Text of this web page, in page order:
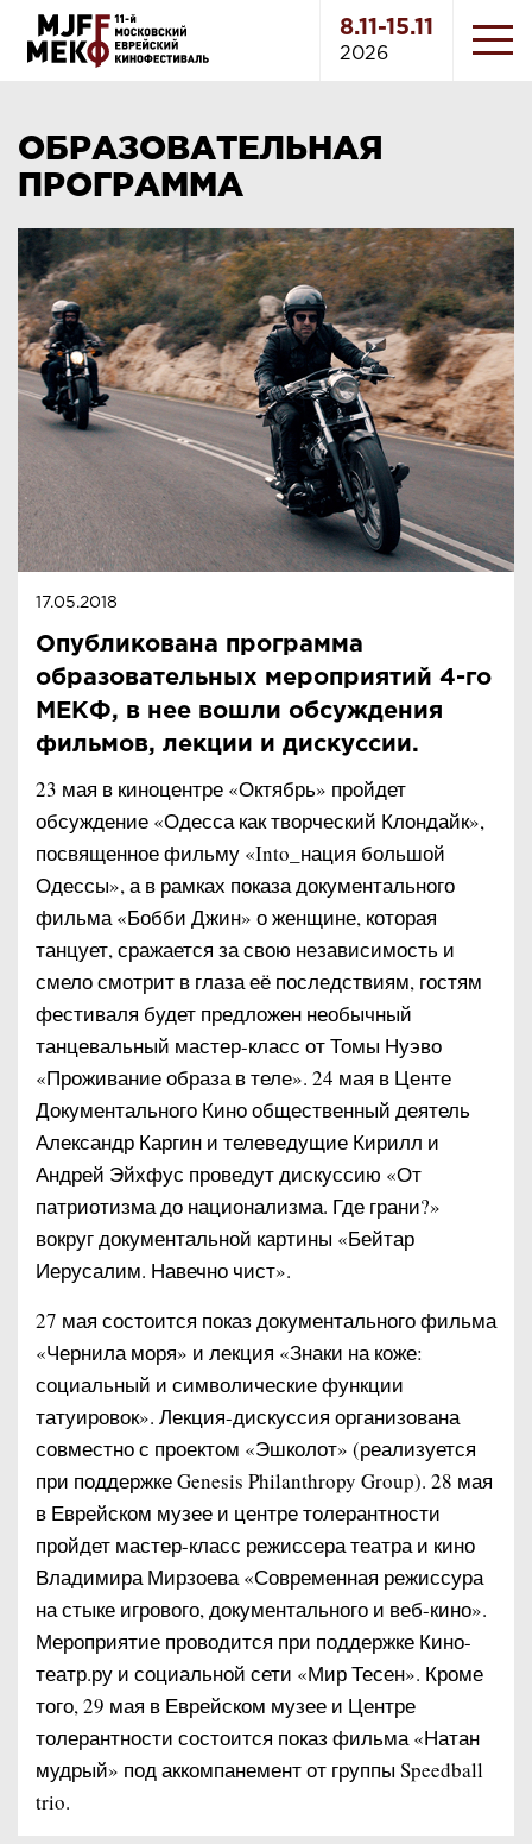
8.11-15.11
2026
ОБРАЗОВАТЕЛЬНАЯ
ПРОГРАММА
17.05.2018
Опубликована программа
образовательных мероприятий 4-го
МЕКФ, в нее вошли обсуждения
фильмов, лекции и дискуссии.
23 мая в киноцентре «Октябрь» пройдет
обсуждение «Одесса как творческий Клондайк»,
посвященное фильму «Into_нация большой
Одессы», а в рамках показа документального
фильма «Бобби Джин» о женщине, которая
танцует, сражается за свою независимость и
смело смотрит в глаза её последствиям, гостям
фестиваля будет предложен необычный
танцевальный мастер-класс от Томы Нуэво
«Проживание образа в теле». 24 мая в Центе
Документального Кино общественный деятель
Александр Каргин и телеведущие Кирилл и
Андрей Эйхфус проведут дискуссию «От
патриотизма до национализма. Где грани?»
вокруг документальной картины «Бейтар
Иерусалим. Навечно чист».
27 мая состоится показ документального фильма
«Чернила моря» и лекция «Знаки на коже:
социальный и символические функции
татуировок». Лекция-дискуссия организована
совместно с проектом «Эшколот» (реализуется
при поддержке Genesis Philanthropy Group). 28 мая
в Еврейском музее и центре толерантности
пройдет мастер-класс режиссера театра и кино
Владимира Мирзоева «Современная режиссура
на стыке игрового, документального и веб-кино».
Мероприятие проводится при поддержке Кино-
театр.ру и социальной сети «Мир Тесен». Кроме
того, 29 мая в Еврейском музее и Центре
толерантности состоится показ фильма «Натан
мудрый» под аккомпанемент от группы Speedball
trio.